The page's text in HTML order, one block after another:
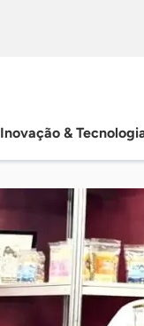
Inovação &